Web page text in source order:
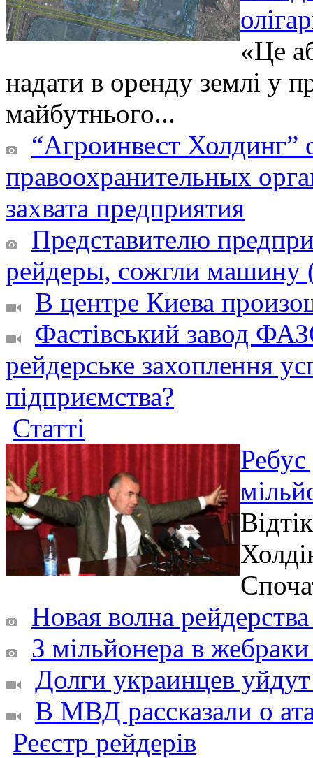
«Це
надати в оренду землі у
майбутнього...
“Агроинвест Холдинг”
правоохранительных
захвата предприятия
Представителю
рейдеры, сожгли машину
В центре Киева
Фастівський завод
рейдерське захоплення
підприємства?
Статті
Ребус
Новая волна
З мільйонера в
Долги украинцев
В МВД рассказали о
Реєстр рейдерів